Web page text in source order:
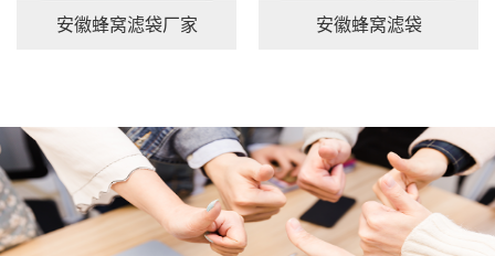
安徽蜂窝滤袋 安徽长毛绒滤袋